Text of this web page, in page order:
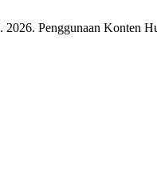
Penggunaan Konten